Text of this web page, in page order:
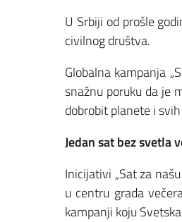
U Srbiji od prošle
civilnog društva.
Globalna kampanja
snažnu poruku da je
dobrobit planete i
Jedan sat bez svetla
Inicijativi „Sat za
u centru grada
kampanji koju